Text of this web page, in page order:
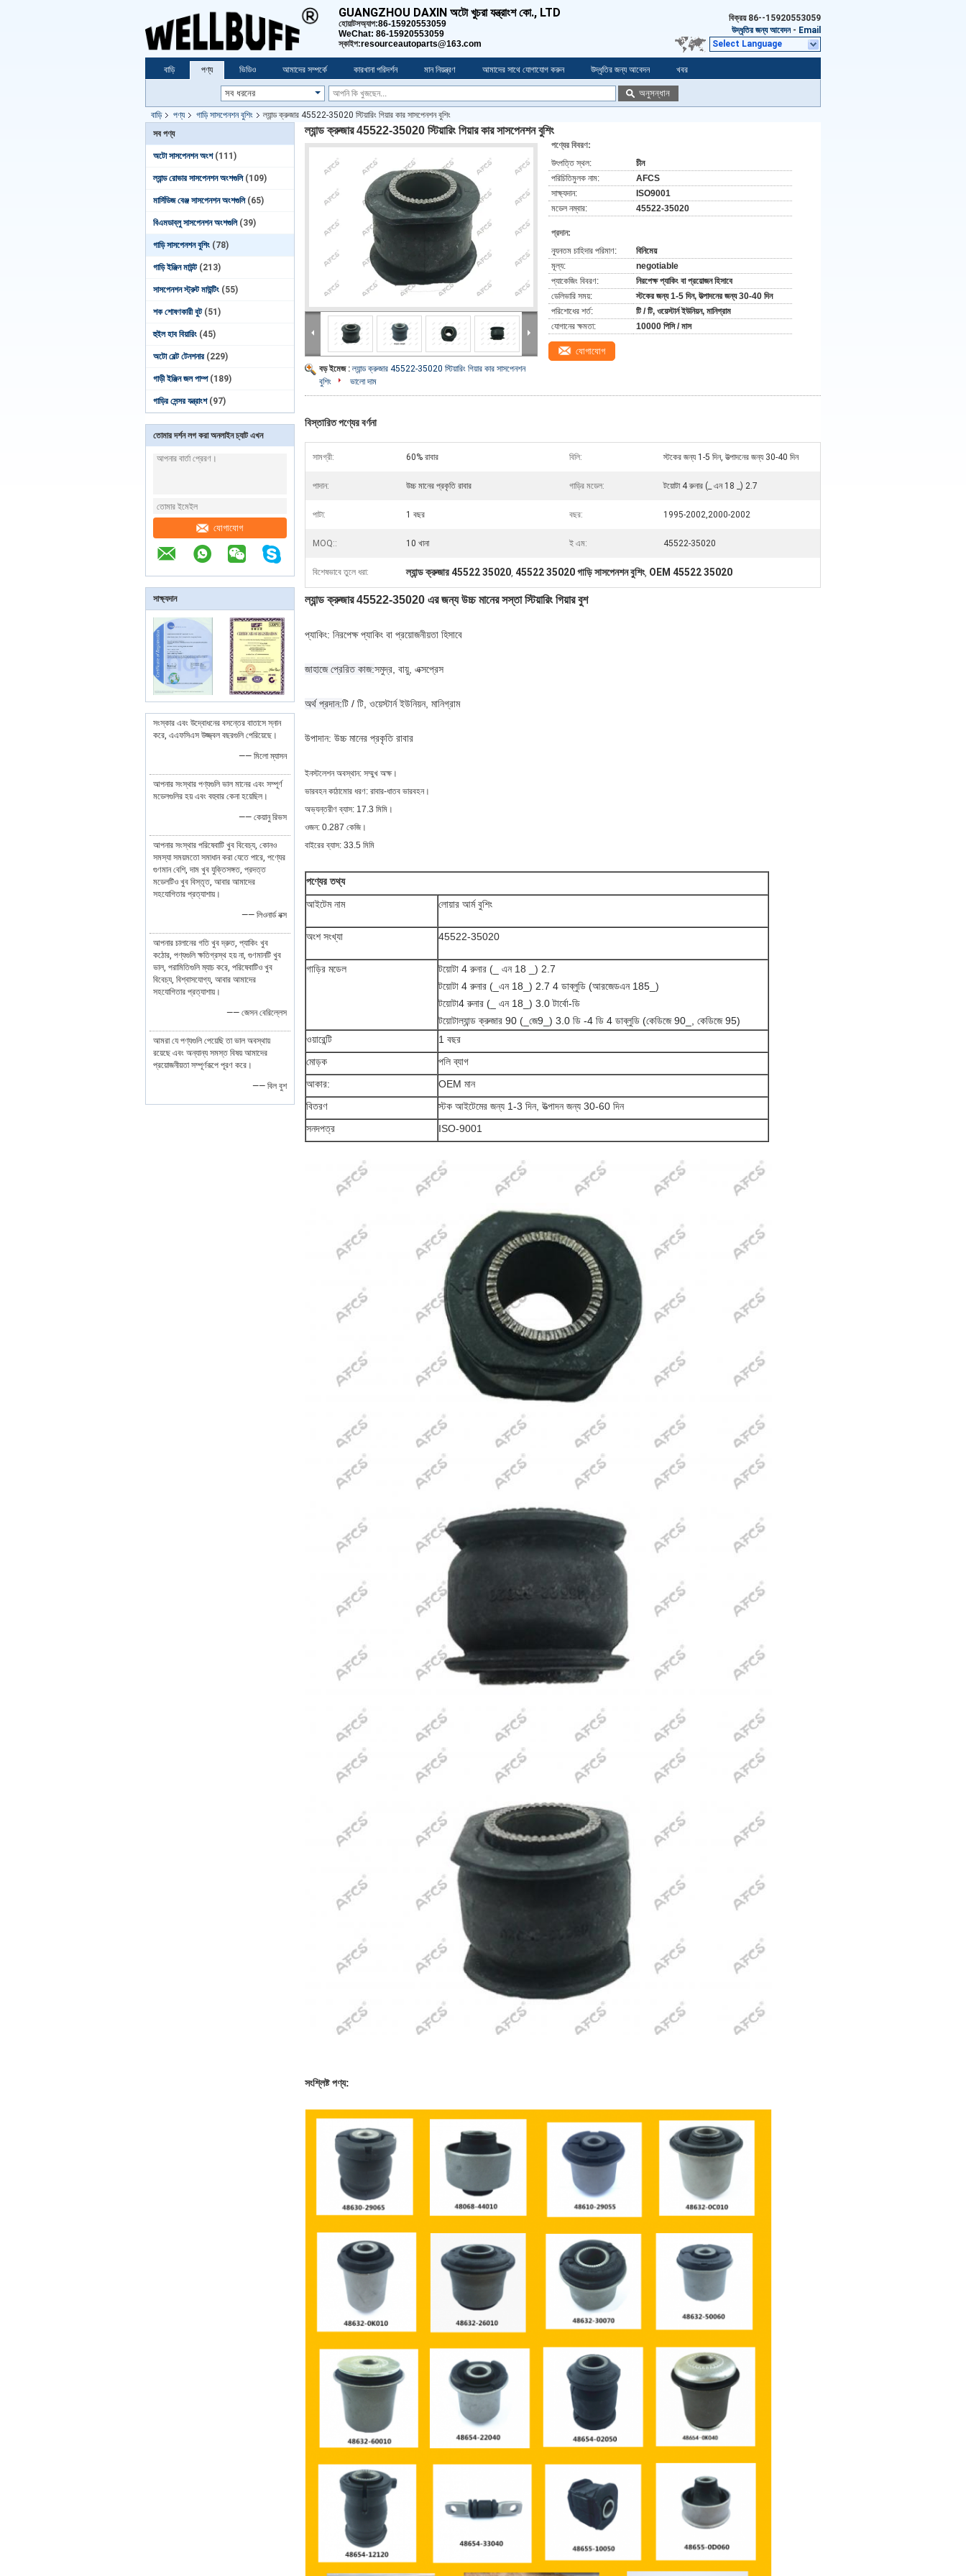
GUANGZHOU DAXIN অটো খুচরা যন্ত্রাংশ কো., LTD
হোয়াটসঅ্যাপ:86-15920553059
WeChat: 86-15920553059
স্কাইপ:resourceautoparts@163.com
বিক্রয় 86--15920553059
উদ্ধৃতির জন্য আবেদন - Email
Select Language
বাড়ি পণ্য ভিডিও আমাদের সম্পর্কে কারখানা পরিদর্শন মান নিয়ন্ত্রণ আমাদের সাথে যোগাযোগ করুন উদ্ধৃতির জন্য আবেদন খবর
অনুসন্ধান
বাড়ি পণ্য গাড়ি সাসপেনশন বুশিং
ল্যান্ড ক্রুজার 45522-35020 স্টিয়ারিং গিয়ার কার সাসপেনশন বুশিং
সব পণ্য
অটো সাসপেনশন অংশ (111)
ল্যান্ড রোভার সাসপেনশন অংশগুলি (109)
মার্সিডিজ বেঞ্জ সাসপেনশন অংশগুলি (65)
বিএমডাব্লু সাসপেনশন অংশগুলি (39)
গাড়ি সাসপেনশন বুশিং (78)
গাড়ি ইঞ্জিন মাউন্ট (213)
সাসপেনশন স্ট্রুট মাউন্টিং (55)
শক শোষণকারী বুট (51)
হুইল হাব বিয়ারিং (45)
অটো বেল্ট টেনশনার (229)
গাড়ী ইঞ্জিন জল পাম্প (189)
গাড়ির সেন্সর যন্ত্রাংশ (97)
তোমার দর্শন লগ করা অনলাইন চ্যাট এখন
যোগাযোগ
সাক্ষ্যদান
সংস্কার এবং উদ্বোধনের বসন্তের বাতাসে স্নান
করে, এএফসিএস উজ্জ্বল বছরগুলি পেরিয়েছে।
—— মিলো ম্যাসন
আপনার সংস্থার পণ্যগুলি ভাল মানের এবং সম্পূর্ণ
মডেলগুলির হয় এবং বহুবার কেনা হয়েছিল।
—— কেয়ানু রিভস
আপনার সংস্থার পরিষেবাটি খুব বিবেচ্য, কোনও
সমস্যা সময়মতো সমাধান করা যেতে পারে, পণ্যের
গুণমান বেশি, দাম খুব যুক্তিসঙ্গত, প্রদত্ত
মডেলটিও খুব বিস্তৃত, আবার আমাদের
সহযোগিতার প্রত্যাশায়।
—— লিওনার্ড নক্স
আপনার চালানের গতি খুব দ্রুত, প্যাকিং খুব
কঠোর, পণ্যগুলি ক্ষতিগ্রস্থ হয় না, গুণমানটি খুব
ভাল, পরামিতিগুলি ম্যাচ করে, পরিষেবাটিও খুব
বিবেচ্য, বিশ্বাসযোগ্য, আবার আমাদের
সহযোগিতার প্রত্যাশায়।
—— জেসন বেরিল্লেস
আমরা যে পণ্যগুলি পেয়েছি তা ভাল অবস্থায়
রয়েছে এবং অন্যান্য সমস্ত বিষয় আমাদের
প্রয়োজনীয়তা সম্পূর্ণরূপে পূরণ করে।
—— বিল বুশ
ল্যান্ড ক্রুজার 45522-35020 স্টিয়ারিং গিয়ার কার সাসপেনশন বুশিং
বড় ইমেজ :ল্যান্ড ক্রুজার 45522-35020 স্টিয়ারিং গিয়ার কার সাসপেনশন
বুশিং
ভালো দাম
পণ্যের বিবরণ:
উৎপত্তি স্থল:
চীন
পরিচিতিমুলক নাম:
AFCS
সাক্ষ্যদান:
ISO9001
মডেল নম্বার:
45522-35020
প্রদান:
ন্যূনতম চাহিদার পরিমাণ:
বিনিমেয়
মূল্য:
negotiable
প্যাকেজিং বিবরণ:
নিরপেক্ষ প্যাকিং বা প্রয়োজন হিসাবে
ডেলিভারি সময়:
স্টকের জন্য 1-5 দিন, উত্পাদনের জন্য 30-40 দিন
পরিশোধের শর্ত:
টি / টি, ওয়েস্টার্ন ইউনিয়ন, মানিগ্রাম
যোগানের ক্ষমতা:
10000 পিসি / মাস
যোগাযোগ
বিস্তারিত পণ্যের বর্ণনা
সামগ্রী: 60% রাবার বিলি: স্টকের জন্য 1-5 দিন, উত্পাদনের জন্য 30-40 দিন
পাদান: উচ্চ মানের প্রকৃতি রাবার গাড়ির মডেল: টয়োটা 4 রুনার (_ এন 18 _) 2.7
পাটা: 1 বছর বছর: 1995-2002,2000-2002
MOQ:: 10 খানা ই এম: 45522-35020
বিশেষভাবে তুলে ধরা: ল্যান্ড ক্রুজার 45522 35020, 45522 35020 গাড়ি সাসপেনশন বুশিং, OEM 45522 35020
ল্যান্ড ক্রুজার 45522-35020 এর জন্য উচ্চ মানের সস্তা স্টিয়ারিং গিয়ার বুশ
প্যাকিং: নিরপেক্ষ প্যাকিং বা প্রয়োজনীয়তা হিসাবে
জাহাজে প্রেরিত কাজ:সমুদ্র, বায়ু, এক্সপ্রেস
অর্থ প্রদান:টি / টি, ওয়েস্টার্ন ইউনিয়ন, মানিগ্রাম
উপাদান: উচ্চ মানের প্রকৃতি রাবার
ইনস্টলেশন অবস্থান: সম্মুখ অক্ষ।
ভারবহন কাঠামোর ধরণ: রাবার-ধাতব ভারবহন।
অভ্যন্তরীণ ব্যাস: 17.3 মিমি।
ওজন: 0.287 কেজি।
বাইরের ব্যাস: 33.5 মিমি
পণ্যের তথ্য
আইটেম নাম
লোয়ার আর্ম বুশিং
অংশ সংখ্যা 45522-35020
গাড়ির মডেল
টয়োটা 4 রুনার (_ এন 18 _) 2.7
টয়োটা 4 রুনার (_এন 18_) 2.7 4 ডাব্লুডি (আরজেডএন 185_)
টয়োটা4 রুনার (_ এন 18_) 3.0 টার্বো-ডি
টয়োটাল্যান্ড ক্রুজার 90 (_জে9_) 3.0 ডি -4 ডি 4 ডাব্লুডি (কেডিজে 90_, কেডিজে 95)
ওয়ারেন্টি
1 বছর
মোড়ক
পলি ব্যাগ
আকার:
OEM মান
বিতরণ
স্টক আইটেমের জন্য 1-3 দিন, উত্পাদন জন্য 30-60 দিন
সনদপত্র
ISO-9001
সংশ্লিষ্ট পণ্য: